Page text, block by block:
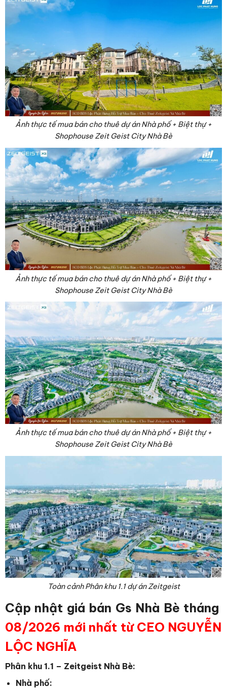
Ảnh thực tế mua bán cho thuê dự án Nhà phố + Biệt thự +
Shophouse Zeit Geist City Nhà Bè
Ảnh thực tế mua bán cho thuê dự án Nhà phố + Biệt thự +
Shophouse Zeit Geist City Nhà Bè
Ảnh thực tế mua bán cho thuê dự án Nhà phố + Biệt thự +
Shophouse Zeit Geist City Nhà Bè
Toàn cảnh Phân khu 1.1 dự án Zeitgeist
Cập nhật giá bán Gs Nhà Bè tháng
08/2026 mới nhất từ CEO NGUYỄN
LỘC NGHĨA
Phân khu 1.1 – Zeitgeist Nhà Bè:
Nhà phố: